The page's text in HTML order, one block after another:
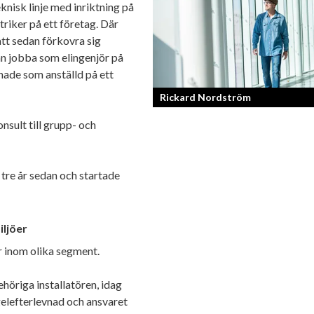
linje med inriktning på
på ett företag. Där
sedan förkovra sig
jobba som elingenjör på
som anställd på ett
till grupp- och
år sedan och startade
olika segment.
installatören, idag
och ansvaret
Rickard Nordström